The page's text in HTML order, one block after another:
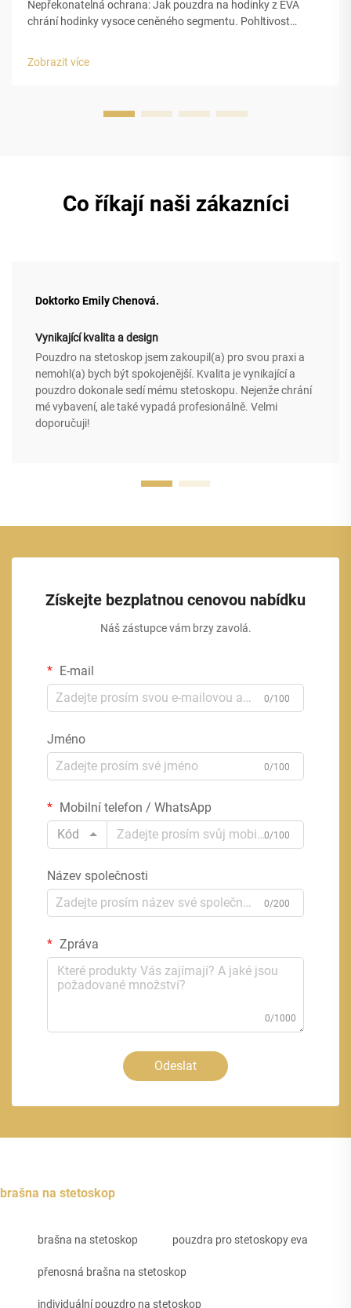
Nepřekonatelná ochrana: Jak pouzdra na hodinky z EVA
chrání hodinky vysoce ceněného segmentu. Pohltivost
Zobrazit více
Co říkají naši zákazníci
Doktorko Emily Chenová.
Vynikající kvalita a design
Pouzdro na stetoskop jsem zakoupil(a) pro svou praxi a
nemohl(a) bych být spokojenější. Kvalita je vynikající a
pouzdro dokonale sedí mému stetoskopu. Nejenže chrání
mé vybavení, ale také vypadá profesionálně. Velmi
doporučuji!
Získejte bezplatnou cenovou nabídku
Náš zástupce vám brzy zavolá.
E-mail
0/100
Jméno
0/100
Mobilní telefon / WhatsApp
Kód
0/100
Název společnosti
0/200
Zpráva
0/1000
Odeslat
brašna na stetoskop
brašna na stetoskop pouzdra pro stetoskopy eva
přenosná brašna na stetoskop
individuální pouzdro na stetoskop